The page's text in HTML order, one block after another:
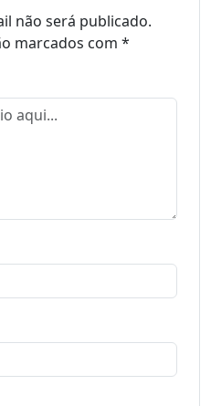
não será publicado.
marcados com *